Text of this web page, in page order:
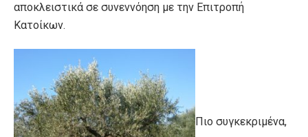
αποκλειστικά σε συνεννόηση με την Επιτροπή
Κατοίκων.
Πιο συγκεκριμένα,